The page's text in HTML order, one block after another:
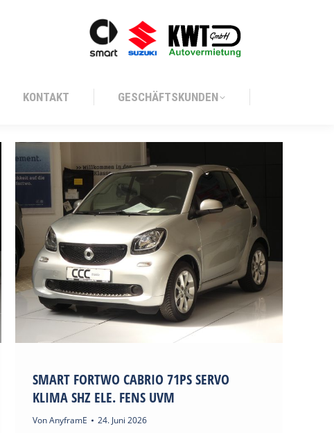
KONTAKT GESCHÄFTSKUNDEN
SMART FORTWO CABRIO 71PS SERVO
KLIMA SHZ ELE. FENS UVM
VonAnyframE 24. Juni 2026
GESCHÄFTSKUNDEN